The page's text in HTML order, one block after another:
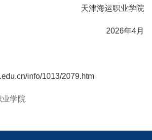
天津海运职业学院
2026年4月
info/1013/2079.htm
学院